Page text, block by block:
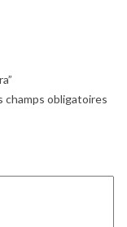
champs obligatoires